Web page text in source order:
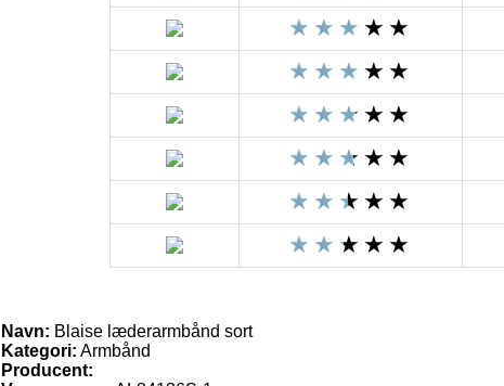
Navn: Blaise læderarmbånd sort
Kategori: Armbånd
Producent: